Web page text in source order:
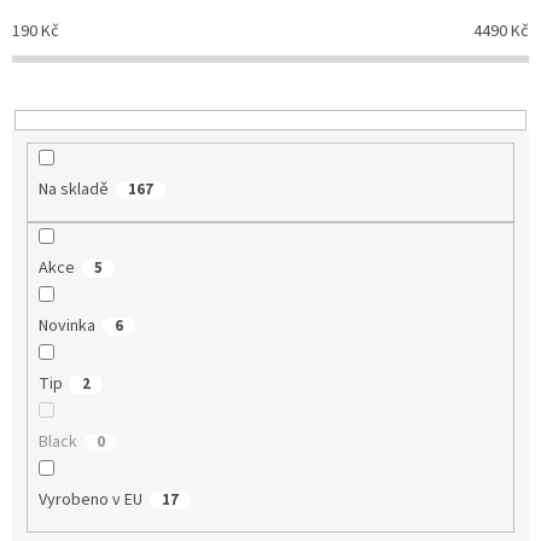
k
t
190Kč 4490Kč
Na skladě 167
Akce 5
Novinka 6
Tip 2
Black 0
Vyrobeno v EU 17